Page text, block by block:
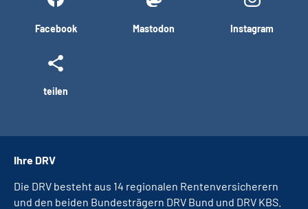
Facebook Mastodon Instagram
teilen
Ihre DRV
Die DRV besteht aus 14 regionalen Rentenversicherern
und den beiden Bundesträgern DRV Bund und DRV KBS.